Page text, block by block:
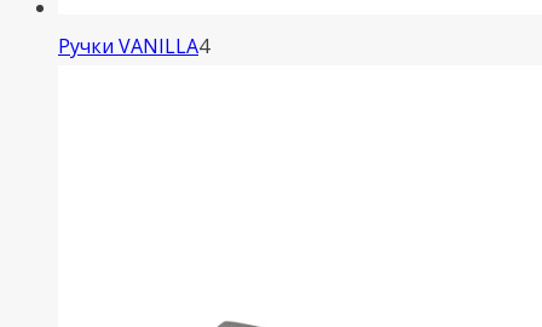
Ручки VANILLA44